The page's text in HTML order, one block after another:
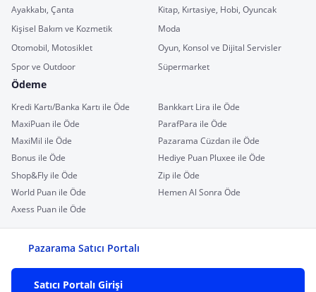
Ayakkabı, Çanta
Kitap, Kırtasiye, Hobi, Oyuncak
Kişisel Bakım ve Kozmetik
Moda
Otomobil, Motosiklet
Oyun, Konsol ve Dijital Servisler
Spor ve Outdoor
Süpermarket
Ödeme
Kredi Kartı/Banka Kartı ile Öde
Bankkart Lira ile Öde
MaxiPuan ile Öde
ParafPara ile Öde
MaxiMil ile Öde
Pazarama Cüzdan ile Öde
Bonus ile Öde
Hediye Puan Pluxee ile Öde
Shop&Fly ile Öde
Zip ile Öde
World Puan ile Öde
Hemen Al Sonra Öde
Axess Puan ile Öde
Pazarama Satıcı Portalı
Satıcı Portalı Girişi